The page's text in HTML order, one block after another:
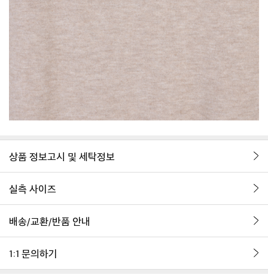
상품 정보고시 및 세탁정보
실측 사이즈
배송/교환/반품 안내
1:1 문의하기